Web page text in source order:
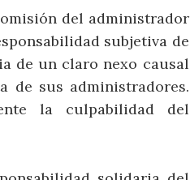
del administrador
subjetiva de
de un claro nexo causal
de sus administradores.
la culpabilidad del